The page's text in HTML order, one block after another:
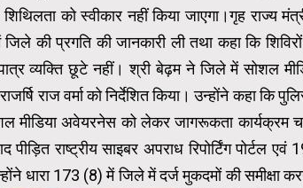
शिथिलता को स्वीकार नहीं किया जाएगा।गृह राज्य
की प्रगति की जानकारी ली तथा कहा कि
व्यक्ति छूटे नहीं। श्री बेढ़म ने जिले में सोशल
राज वर्मा को निर्देशित किया। उन्होंने कहा कि
मीडिया अवेयरनेस को लेकर जागरूकता कार्यक्रम
पीड़ित राष्ट्रीय साइबर अपराध रिपोर्टिंग
धारा 173 (8) में जिले में दर्ज मुकदमों की समीक्षा